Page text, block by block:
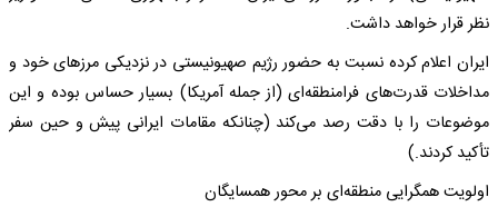
نظر قرار خواهد داشت.
ایران اعلام کرده نسبت به حضور رژیم صهیونیستی در نزدیکی مرزهای خود و
مداخلات قدرت‌های فرامنطقه‌ای (از جمله آمریکا) بسیار حساس بوده و این
موضوعات را با دقت رصد می‌کند (چنانکه مقامات ایرانی پیش و حین سفر
تأکید کردند.)
اولویت همگرایی منطقه‌ای بر محور همسایگان